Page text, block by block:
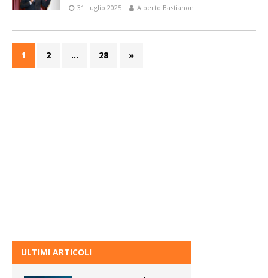
31 Luglio 2025 Alberto Bastianon
1 2 … 28 »
ULTIMI ARTICOLI